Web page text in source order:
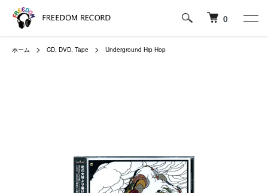
0
ホーム CD, DVD, Tape Underground Hip Hop